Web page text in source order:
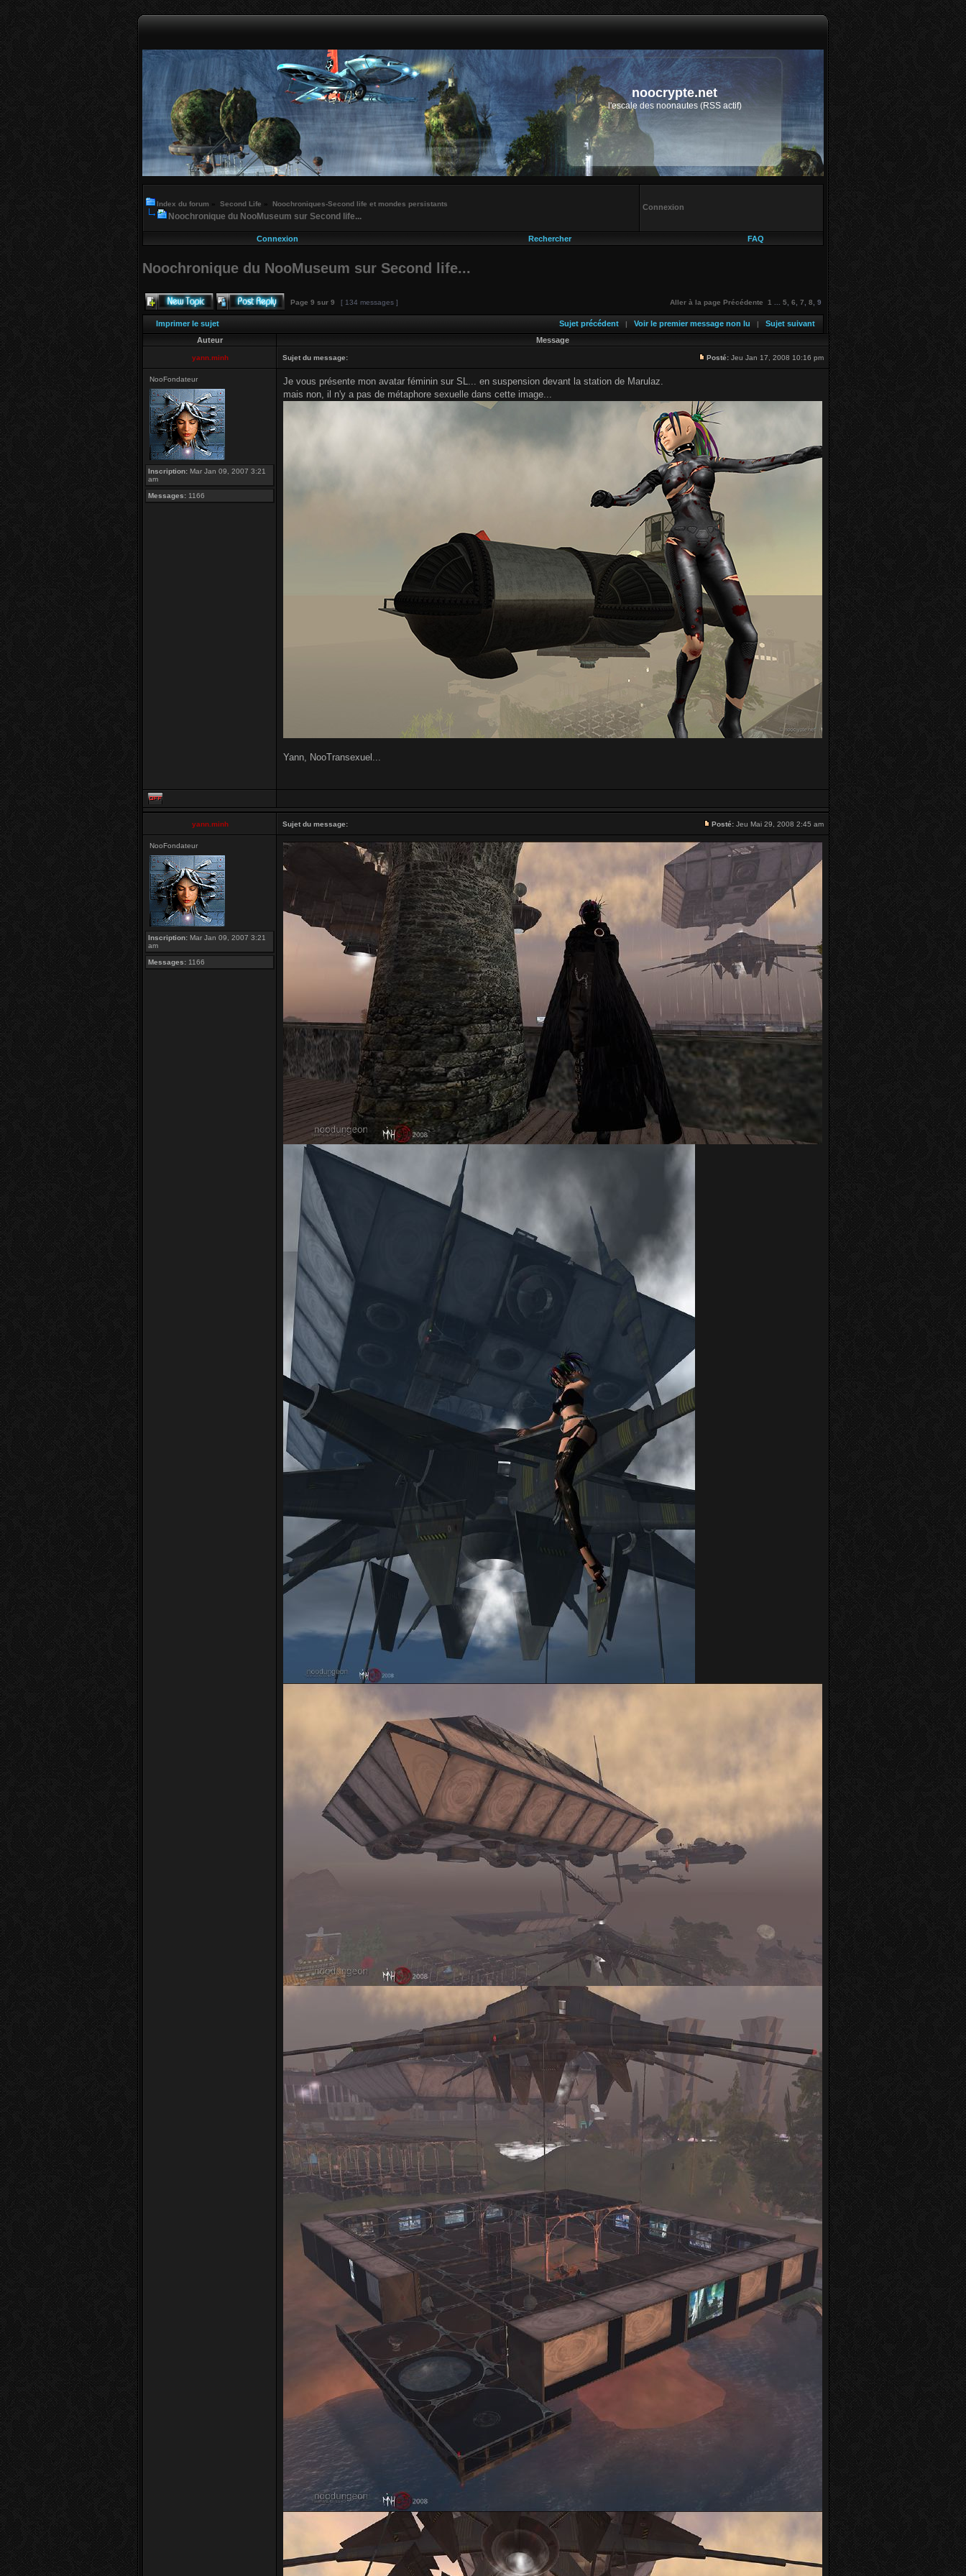
noocrypte.net
l'escale des noonautes (RSS actif)
Index du forum » Second Life » Noochroniques-Second life et mondes persistants
Noochronique du NooMuseum sur Second life...
Connexion
Connexion Rechercher FAQ
Noochronique du NooMuseum sur Second life...
Page 9 sur 9 [ 134 messages ] Aller à la page Précédente 1 5 6 7 8 9
Imprimer le sujet Sujet précédent | Voir le premier message non lu |
Sujet suivant
Auteur
Message
yann.minh Sujet du message: Posté: Jeu Jan 17, 2008 10:16 pm
NooFondateur
Inscription: Mar Jan 09, 2007 3:21
am
Messages: 1166
Je vous présente mon avatar féminin sur SL... en suspension devant la station de Marulaz.
mais non, il n'y a pas de métaphore sexuelle dans cette image...
Yann, NooTransexuel...
yann.minh Sujet du message: Posté: Jeu Mai 29, 2008 2:45 am
NooFondateur
Inscription: Mar Jan 09, 2007 3:21
am
Messages: 1166